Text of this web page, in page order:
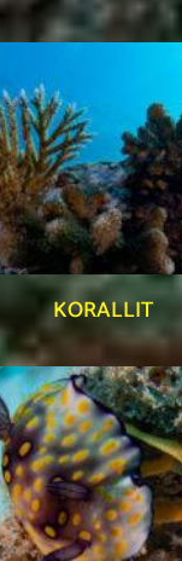
KORALLIT